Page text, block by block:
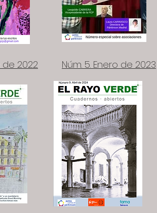
de 2022 Núm. 5. Enero de 2023